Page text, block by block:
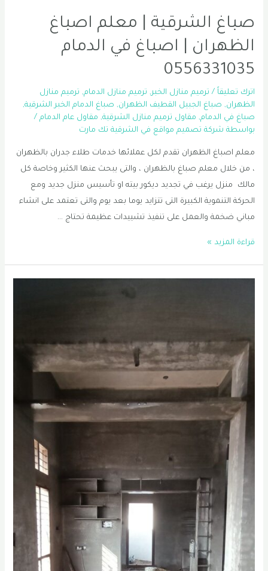
صباغ الشرقية | معلم اصباغ
الظهران | اصباغ في الدمام
0556331035
اترك تعليقاً / ترميم منازل الخبر, ترميم منازل الدمام, ترميم منازل
الظهران, صباغ الجبيل القطيف الظهران, صباغ الدمام الخبر الشرقية,
صباغ في الدمام, مقاول ترميم منازل الشرقية, مقاول عام الدمام /
بواسطة شركة تصميم مواقع في الشرقية تك مارت
معلم اصباغ الظهران تقدم لكل عملائها خدمات طلاء جدران بالظهران
، من خلال معلم صباغ بالظهران ، والتى يبحث عنها الكثير وخاصة كل
مالك منزل يرغب في تجديد ديكور بيته او تأسيس منزل جديد ومع
الحركة التنموية الكبيرة التى تتزايد يوما بعد يوم والتى تعتمد على انشاء
مباني ضخمة والعمل على تنفيذ تشييدات عظيمة تحتاج …
صباغ
اصباغ
الدمام
0556331035
قراءة المزيد »